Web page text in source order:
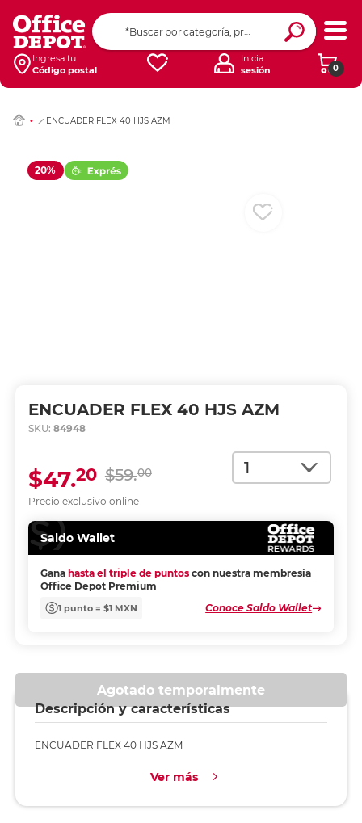
Ingresa tu
Código postal
0
Inicia
sesión
ENCUADER FLEX 40 HJS AZM
20%
ENCUADER FLEX 40 HJS AZM
SKU: 84948
Cantidad
Precio exclusivo online
$59.00
$47.20
Saldo Wallet
Gana hasta el triple de puntos con nuestra membresía
Office Depot Premium
1 punto = $1 MXN Conoce Saldo Wallet
Ingresar Codigo
Agotado temporalmente
Descripción y características
ENCUADER FLEX 40 HJS AZM
Ver más